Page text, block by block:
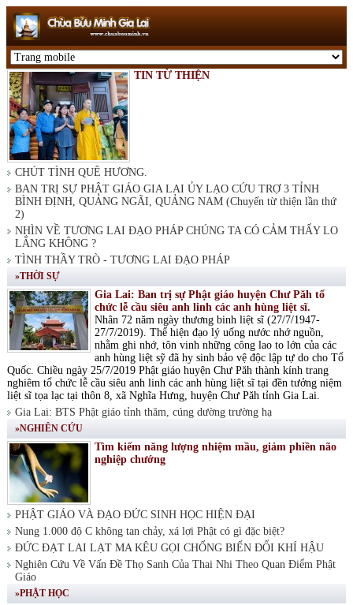
TIN TỪ THIỆN
CHÚT TÌNH QUÊ HƯƠNG.
BAN TRỊ SỰ PHẬT GIÁO GIA LAI ỦY LẠO CỨU TRỢ 3 TỈNH
BÌNH ĐỊNH, QUẢNG NGÃI, QUẢNG NAM (Chuyến từ thiện lần thứ
2)
NHÌN VỀ TƯƠNG LAI ĐẠO PHÁP CHÚNG TA CÓ CẢM THẤY LO
LẮNG KHÔNG ?
TÌNH THẦY TRÒ - TƯƠNG LAI ĐẠO PHÁP
»THỜI SỰ
Gia Lai: Ban trị sự Phật giáo huyện Chư Păh tổ
chức lễ cầu siêu anh linh các anh hùng liệt sĩ.
Nhân 72 năm ngày thương binh liệt sĩ (27/7/1947-
27/7/2019). Thể hiện đạo lý uống nước nhớ nguồn,
nhằm ghi nhớ, tôn vinh những công lao to lớn của các
anh hùng liệt sỹ đã hy sinh bảo vệ độc lập tự do cho Tổ
Quốc. Chiều ngày 25/7/2019 Phật giáo huyện Chư Păh thành kính trang
nghiêm tổ chức lễ cầu siêu anh linh các anh hùng liệt sĩ tại đền tưởng niệm
liệt sĩ tọa lạc tại thôn 8, xã Nghĩa Hưng, huyện Chư Păh tỉnh Gia Lai.
Gia Lai: BTS Phật giáo tỉnh thăm, cúng dường trường hạ
»NGHIÊN CỨU
Tìm kiếm năng lượng nhiệm mầu, giảm phiền não
nghiệp chướng
PHẬT GIÁO VÀ ĐẠO ĐỨC SINH HỌC HIỆN ĐẠI
Nung 1.000 độ C không tan chảy, xá lợi Phật có gì đặc biệt?
ĐỨC ĐẠT LAI LẠT MA KÊU GỌI CHỐNG BIẾN ĐỔI KHÍ HẬU
Nghiên Cứu Về Vấn Đề Thọ Sanh Của Thai Nhi Theo Quan Điểm Phật
Giáo
»PHẬT HỌC